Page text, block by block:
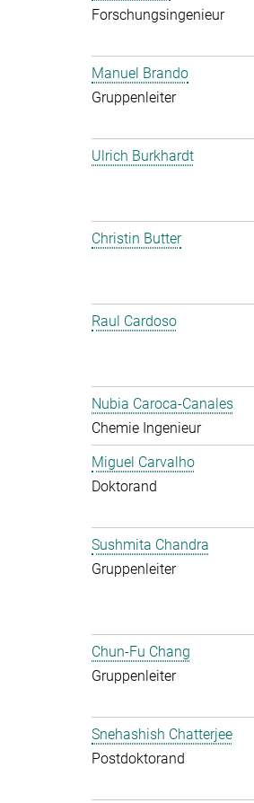
Forschungsingenieur
Manuel Brando
Gruppenleiter
Ulrich Burkhardt
Christin Butter
Raul Cardoso
Nubia Caroca-Canales
Chemie Ingenieur
Miguel Carvalho
Doktorand
Sushmita Chandra
Gruppenleiter
Chun-Fu Chang
Gruppenleiter
Snehashish Chatterjee
Postdoktorand